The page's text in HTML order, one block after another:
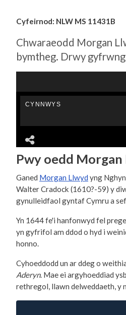
Cyfeirnod: NLW MS 11431B
Chwaraeodd Morgan
bymtheg. Drwy
Pwy oedd Morgan
Ganed Morgan Llwyd yng
Walter Cradock (1610?-59) y
gynulleidfaol gyntaf Cymru a
Yn 1644 fe'i hanfonwyd fel
yn gyfrifol am ddod o hyd i
honno.
Cyhoeddodd un ar ddeg o
Aderyn. Mae ei argyhoeddiad
rethregol, llawn delweddaeth, y